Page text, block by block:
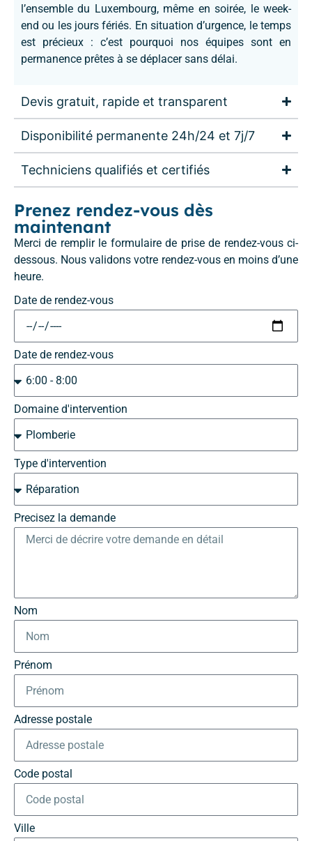
l’ensemble du Luxembourg, même en soirée, le week-
end ou les jours fériés. En situation d’urgence, le temps
est précieux : c’est pourquoi nos équipes sont en
permanence prêtes à se déplacer sans délai.
Devis gratuit, rapide et transparent
Disponibilité permanente 24h/24 et 7j/7
Techniciens qualifiés et certifiés
Prenez rendez-vous dès
maintenant
Merci de remplir le formulaire de prise de rendez-vous ci-
dessous. Nous validons votre rendez-vous en moins d’une
heure.
Date de rendez-vous
Date de rendez-vous
Domaine d'intervention
Type d'intervention
Precisez la demande
Nom
Prénom
Adresse postale
Code postal
Ville